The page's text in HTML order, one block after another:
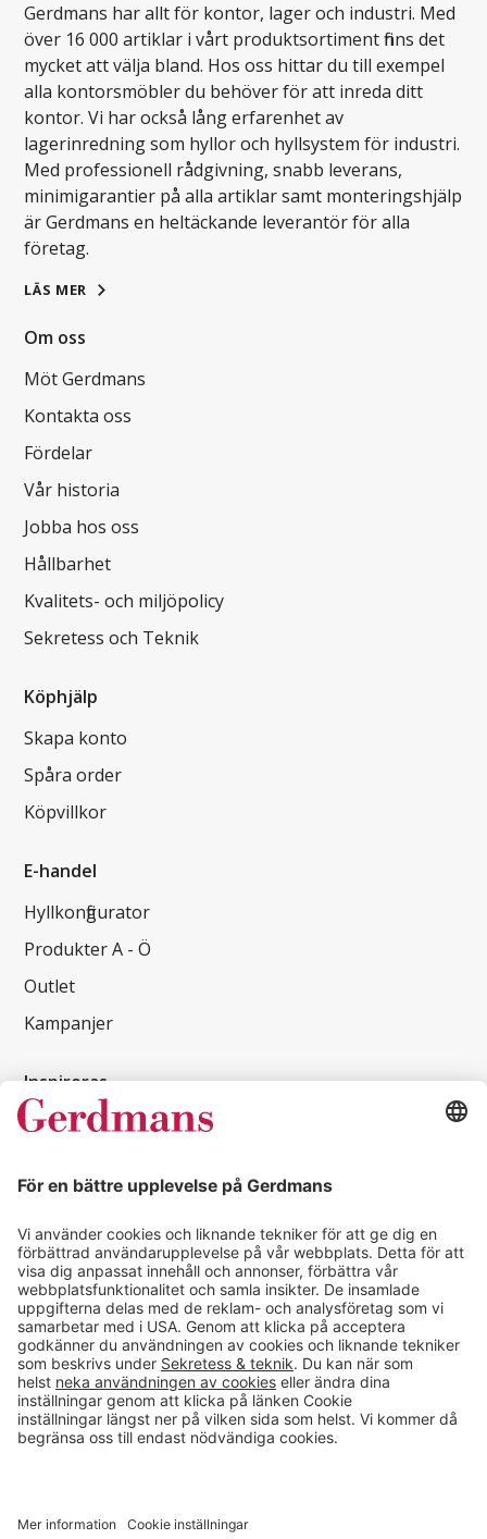
Gerdmans har allt för kontor, lager och industri. Med
över 16 000 artiklar i vårt produktsortiment finns det
mycket att välja bland. Hos oss hittar du till exempel
alla kontorsmöbler du behöver för att inreda ditt
kontor. Vi har också lång erfarenhet av
lagerinredning som hyllor och hyllsystem för industri.
Med professionell rådgivning, snabb leverans,
minimigarantier på alla artiklar samt monteringshjälp
är Gerdmans en heltäckande leverantör för alla
företag.
LÄS MER
Om oss
Möt Gerdmans
Kontakta oss
Fördelar
Vår historia
Jobba hos oss
Hållbarhet
Kvalitets- och miljöpolicy
Sekretess och Teknik
Köphjälp
Skapa konto
Spåra order
Köpvillkor
E-handel
Hyllkonfigurator
Produkter A - Ö
Outlet
Kampanjer
Inspireras
Kundcase
Läsvärt
Kontakt
info@gerdmans.se
0433-740 80
Kundservice öppettider
Vardagar 07.30-17.00
© 2026 Gerdmans Inredningar AB Alla priser är exklusive moms.